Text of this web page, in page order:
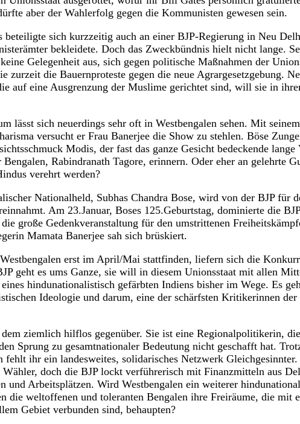
aber der Wahlerfolg gegen die Kommunisten gewesen sein.
beteiligte sich kurzzeitig auch an einer BJP-Regierung in Neu
bekleidete. Doch das Zweckbündnis hielt nicht lange.
Gelegenheit aus, sich gegen politische Maßnahmen der
zurzeit die Bauernproteste gegen die neue Agrargesetzgebung.
auf eine Ausgrenzung der Muslime gerichtet sind, will sie in
lässt sich neuerdings sehr oft in Westbengalen sehen. Mit
versucht er Frau Banerjee die Show zu stehlen. Böse
Modis, der fast das ganze Gesicht bedeckende
Rabindranath Tagore, erinnern. Oder eher an gelehrte
verehrt werden?
Nationalheld, Subhas Chandra Bose, wird von der BJP für
Am 23.Januar, Boses 125.Geburtstag, dominierte die
große Gedenkveranstaltung für den umstrittenen
Mamata Banerjee sah sich brüskiert.
erst im April/Mai stattfinden, liefern sich die
geht es ums Ganze, sie will in diesem Unionsstaat mit allen
hindunationalistisch gefärbten Indiens bisher im Wege. Es
Ideologie und darum, eine der schärfsten Kritikerinnen
dem ziemlich hilflos gegenüber. Sie ist eine Regionalpolitikerin,
Sprung zu gesamtnationaler Bedeutung nicht geschafft hat.
fehlt ihr ein landesweites, solidarisches Netzwerk Gleichgesinnter.
doch die BJP lockt verführerisch mit Finanzmitteln aus
und Arbeitsplätzen. Wird Westbengalen ein weiterer
die weltoffenen und toleranten Bengalen ihre Freiräume, die mit
Gebiet verbunden sind, behaupten?